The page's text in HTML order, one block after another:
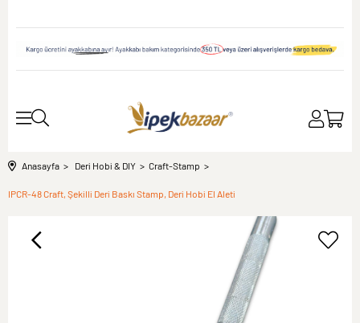
Anasayfa Deri Hobi & DIY Craft-Stamp
IPCR-48 Craft, Şekilli Deri Baskı Stamp, Deri Hobi El Aleti